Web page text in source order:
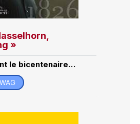
»
le bicentenaire…